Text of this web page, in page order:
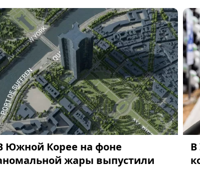
Южной Корее на фоне
жары выпустили
В